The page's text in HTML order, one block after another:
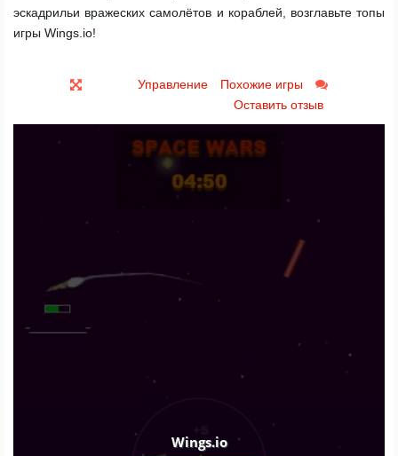
эскадрильи вражеских самолётов и кораблей, возглавьте топы
игры Wings.io!
Управление
Похожие игры
Оставить отзыв